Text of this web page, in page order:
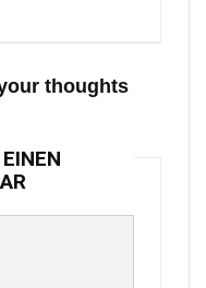
thoughts